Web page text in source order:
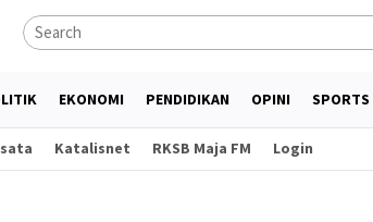
EKONOMI PENDIDIKAN OPINI SPORTS
Katalisnet RKSB Maja FM Login